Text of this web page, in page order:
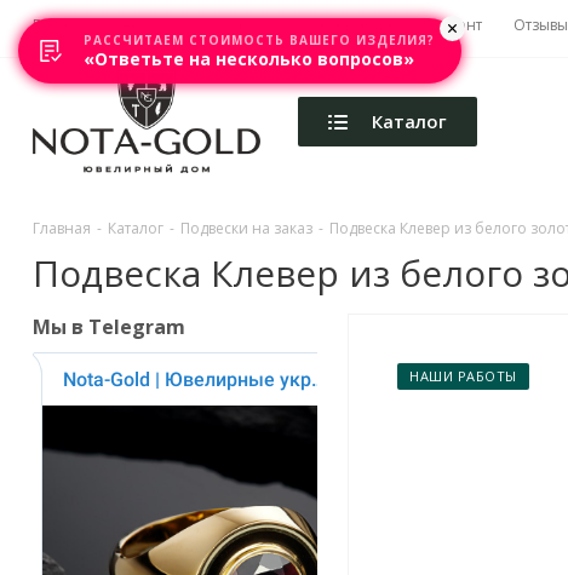
Главная Акции Каталоги Изготовление Ремонт Отзывы
Каталог
Главная - Каталог - Подвески на заказ - Подвеска Клевер из белого
Подвеска Клевер из белого
НАШИ РАБОТЫ
Мы в Telegram
РАССЧИТАЕМ СТОИМОСТЬ ВАШЕГО ИЗДЕЛИЯ?
«Ответьте на несколько вопросов»